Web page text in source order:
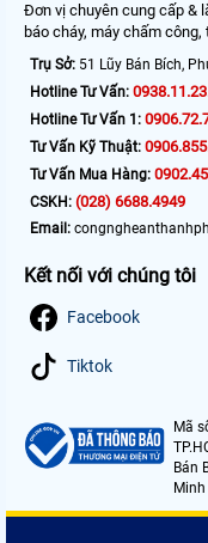
Đơn vị chuyên cung cấp &
báo cháy, máy chấm công,
Trụ Sở: 51 Lũy Bán Bích,
Hotline Tư Vấn:
Hotline Tư Vấn 1:
Tư Vấn Kỹ Thuật:
Tư Vấn Mua Hàng:
CSKH: (028) 6688.4949
Email:
Kết nối với chúng tôi
Facebook
Tiktok
Mã
Bán
Minh